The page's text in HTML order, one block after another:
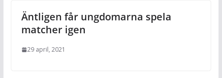
Äntligen får ungdomarna spela
matcher igen
29 april, 2021